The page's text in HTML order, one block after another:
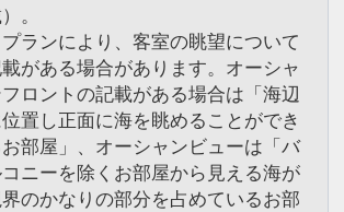
。
プランにより、客室の眺望について
がある場合があります。オーシャ
フロントの記載がある場合は「海辺
置し正面に海を眺めることができ
お部屋」、オーシャンビューは「バ
ニーを除くお部屋から見える海が
のかなりの部分を占めているお部